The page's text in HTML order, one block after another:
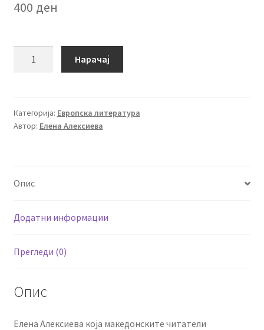
400 ден
Нарачај
Категорија: Европска литература
Автор: Елена Алексиева
Опис
Додатни информации
Прегледи (0)
Опис
Елена Алексиева која македонските читатели